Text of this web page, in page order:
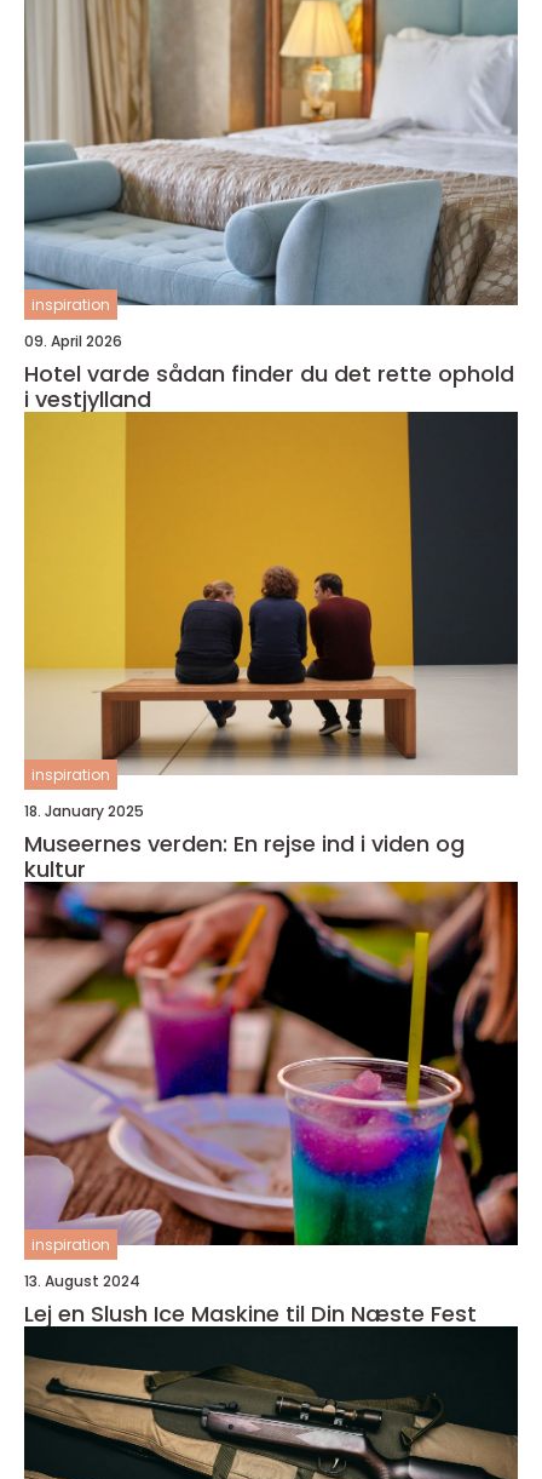
inspiration
09. April 2026
Hotel varde sådan finder du det rette ophold
i vestjylland
inspiration
18. January 2025
Museernes verden: En rejse ind i viden og
kultur
inspiration
13. August 2024
Lej en Slush Ice Maskine til Din Næste Fest